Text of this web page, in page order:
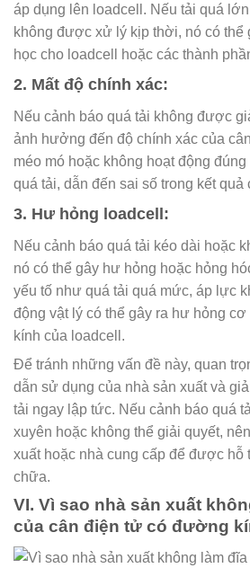
áp dụng lên loadcell. Nếu tải quá
không được xử lý kịp thời, nó có thể
học cho loadcell hoặc các thành
2. Mất độ chính xác:
Nếu cảnh báo quá tải không được
ảnh hưởng đến độ chính xác của
méo mó hoặc không hoạt động
quá tải, dẫn đến sai số trong kết quả
3. Hư hỏng loadcell:
Nếu cảnh báo quá tải kéo dài hoặc
nó có thể gây hư hỏng hoặc hỏng
yếu tố như quá tải quá mức, áp lực
động vật lý có thể gây ra hư hỏng
kính của loadcell.
Để tránh những vấn đề này, quan
dẫn sử dụng của nhà sản xuất và
tải ngay lập tức. Nếu cảnh báo quá
xuyên hoặc không thể giải quyết,
xuất hoặc nhà cung cấp để được hỗ
chữa.
VI. Vì sao nhà sản xuất
của cân điện tử có đường